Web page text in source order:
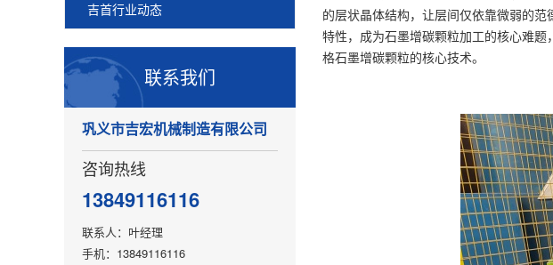
吉首行业动态
联系我们
巩义市吉宏机械制造有限公司
咨询热线
13849116116
联系人：叶经理
手机：13849116116
的层状晶体结构，让层间仅依靠微弱的
特性，成为石墨增碳颗粒加工的核心难
格石墨增碳颗粒的核心技术。